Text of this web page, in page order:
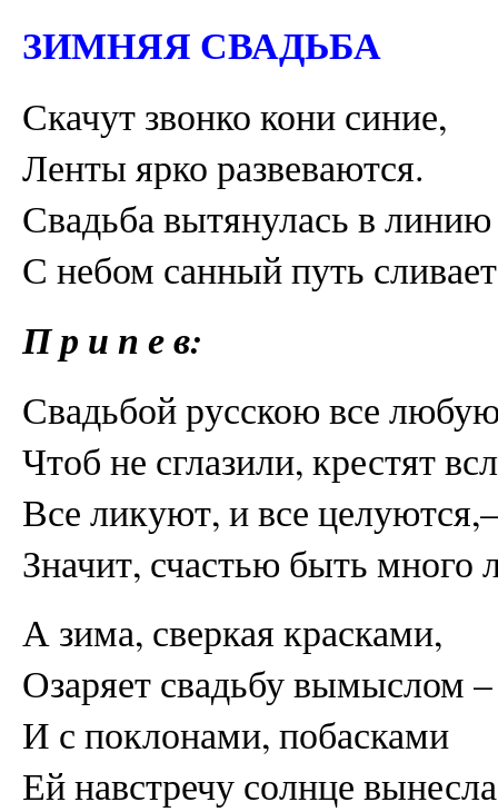
ЗИМНЯЯ СВАДЬБА
Скачут звонко кони синие,
Ленты ярко развеваются.
Свадьба вытянулась в
С небом санный путь
П р и п е в:
Свадьбой русскою все
Чтоб не сглазили, крестят
Все ликуют, и все целуются,–
Значит, счастью быть много
А зима, сверкая красками,
Озаряет свадьбу вымыслом –
И с поклонами, побасками
Ей навстречу солнце